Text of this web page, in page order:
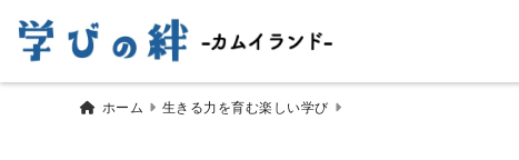
ホーム 生きる力を育む楽しい学び